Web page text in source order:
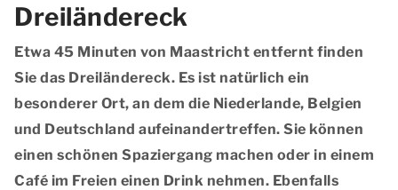
Dreiländereck
Etwa 45 Minuten von Maastricht entfernt finden
Sie das Dreiländereck. Es ist natürlich ein
besonderer Ort, an dem die Niederlande, Belgien
und Deutschland aufeinandertreffen. Sie können
einen schönen Spaziergang machen oder in einem
Café im Freien einen Drink nehmen. Ebenfalls